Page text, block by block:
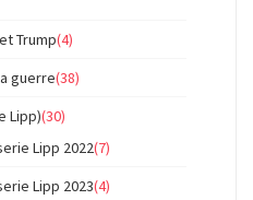
Trump(4)
guerre(38)
Lipp)(30)
Lipp 2022(7)
Lipp 2023(4)